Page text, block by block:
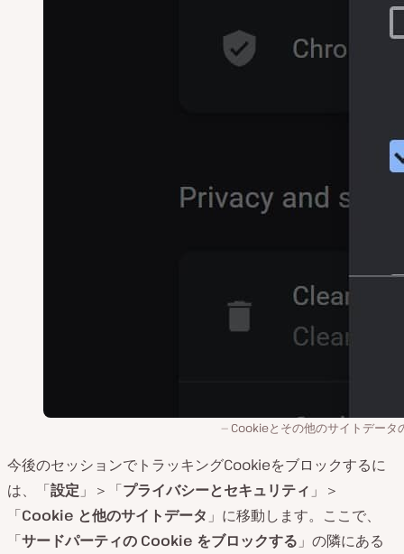
Cookieとその他のサイトデータ
今後のセッションでトラッキングCookieをブロックするに
は、「設定 」＞「プライバシーとセキュリティ 」＞
「Cookie と他のサイトデータ 」に移動します。ここで、
「サードパーティの Cookie をブロックする 」の隣にある